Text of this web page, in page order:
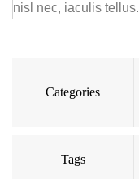
nisl nec, iaculis tellus.
Categories
Tags